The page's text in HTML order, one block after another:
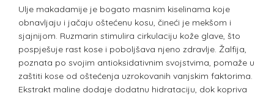
Ulje makadamije je bogato masnim kiselinama koje
obnavljaju i jačaju oštećenu kosu, čineći je mekšom i
sjajnijom. Ruzmarin stimulira cirkulaciju kože glave, što
pospješuje rast kose i poboljšava njeno zdravlje. Žalfija,
poznata po svojim antioksidativnim svojstvima, pomaže u
zaštiti kose od oštećenja uzrokovanih vanjskim faktorima.
Ekstrakt maline dodaje dodatnu hidrataciju, dok kopriva